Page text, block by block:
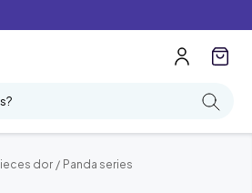
dor / Panda series